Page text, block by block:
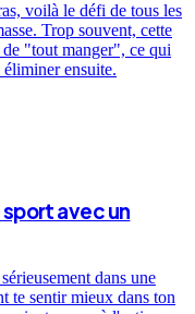
voilà le défi de tous les
Trop souvent, cette
de "tout manger", ce qui
ensuite.
avec un
dans une
te sentir mieux dans ton